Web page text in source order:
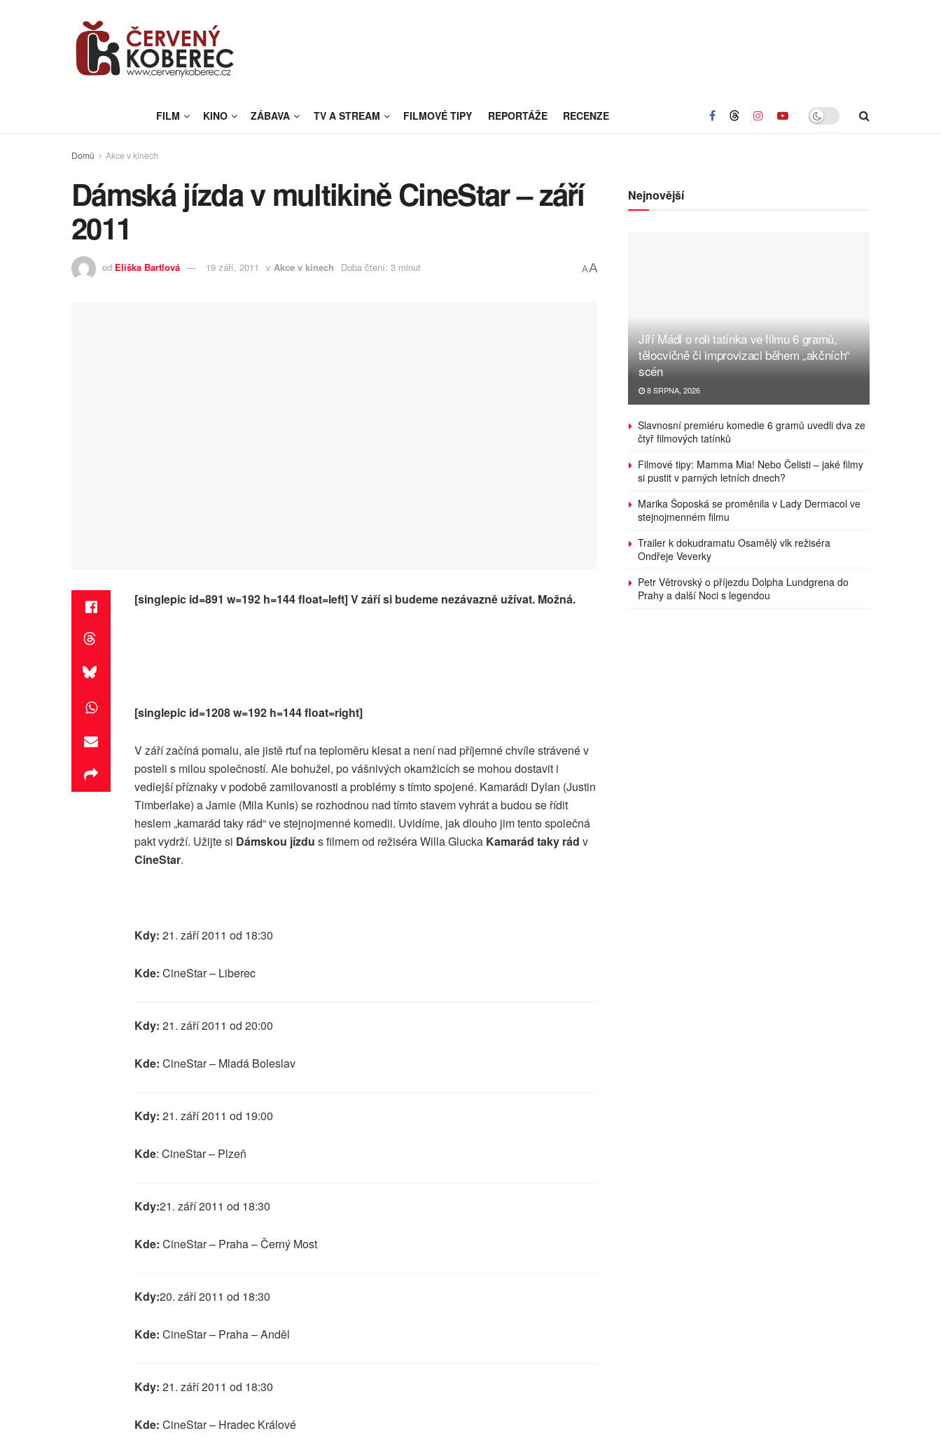
FILM KINO ZÁBAVA TV A STREAM FILMOVÉ TIPY REPORTÁŽE RECENZE
Domů Akce v kinech
Dámská jízda v multikině CineStar – září
2011
od Eliška Bartlová 19 září, 2011 v Akce v kinech Doba čtení: 3 minut AA
[singlepic id=891 w=192 h=144 float=left] V září si budeme nezávazně užívat. Možná.
[singlepic id=1208 w=192 h=144 float=right]
V září začíná pomalu, ale jistě rtuť na teploměru klesat a není nad příjemné chvíle strávené v
posteli s milou společností. Ale bohužel, po vášnivých okamžicích se mohou dostavit i
vedlejší příznaky v podobě zamilovanosti a problémy s tímto spojené. Kamarádi Dylan (Justin
Timberlake) a Jamie (Mila Kunis) se rozhodnou nad tímto stavem vyhrát a budou se řídit
heslem „kamarád taky rád“ ve stejnojmenné komedii. Uvidíme, jak dlouho jim tento společná
pakt vydrží. Užijte si Dámskou jízdu s filmem od režiséra Willa Glucka Kamarád taky rád v
CineStar.
Kdy: 21. září 2011 od 18:30
Kde: CineStar – Liberec
Kdy: 21. září 2011 od 20:00
Kde: CineStar – Mladá Boleslav
Kdy: 21. září 2011 od 19:00
Kde: CineStar – Plzeň
Kdy:21. září 2011 od 18:30
Kde: CineStar – Praha – Černý Most
Kdy:20. září 2011 od 18:30
Kde: CineStar – Praha – Anděl
Kdy: 21. září 2011 od 18:30
Kde: CineStar – Hradec Králové
Nejnovější
Jiří Mádl o roli tatínka ve filmu 6 gramů,
tělocvičně či improvizaci během „akčních“
scén
8 SRPNA, 2026
Slavnosní premiéru komedie 6 gramů uvedli dva ze
čtyř filmových tatínků
Filmové tipy: Mamma Mia! Nebo Čelisti – jaké filmy
si pustit v parných letních dnech?
Marika Šoposká se proměnila v Lady Dermacol ve
stejnojmenném filmu
Trailer k dokudramatu Osamělý vlk režiséra
Ondřeje Veverky
Petr Větrovský o příjezdu Dolpha Lundgrena do
Prahy a další Noci s legendou